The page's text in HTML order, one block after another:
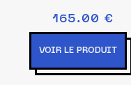
165.00 €
VOIR LE PRODUIT